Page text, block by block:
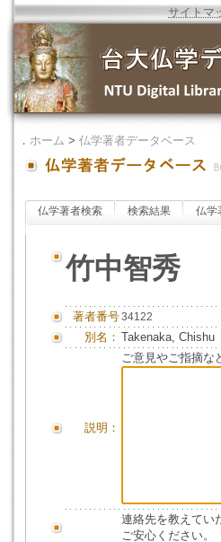
サイトマ
． ホーム > 仏学著者データベース
仏学著者検索 検索結果 仏学
竹中智秀
著者番号34122
別名： Takenaka, Chishu
説明：
ご意見やご指摘な
連絡先を教えてい
ご安心ください。